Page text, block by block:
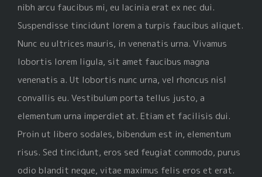
nibh arcu faucibus mi, eu lacinia erat ex nec dui.
Suspendisse tincidunt lorem a turpis faucibus aliquet.
Nunc eu ultrices mauris, in venenatis urna. Vivamus
lobortis lorem ligula, sit amet faucibus magna
venenatis a. Ut lobortis nunc urna, vel rhoncus nisl
convallis eu. Vestibulum porta tellus justo, a
elementum urna imperdiet at. Etiam et facilisis dui.
Proin ut libero sodales, bibendum est in, elementum
risus. Sed tincidunt, eros sed feugiat commodo, purus
odio blandit neque, vitae maximus felis eros et erat.